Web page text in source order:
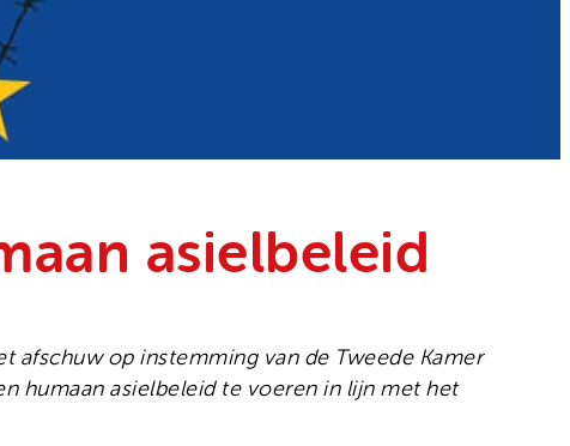
asielbeleid
afschuw op instemming van de Tweede Kamer
humaan asielbeleid te voeren in lijn met het